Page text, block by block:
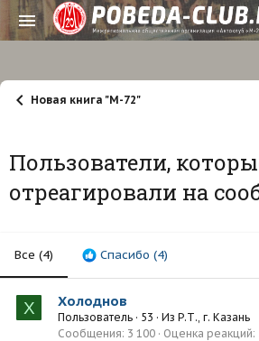
Новая книга "М-72"
Пользователи,
отреагировали на
Все (4) Спасибо (4)
Х Холоднов
Пользователь · 53 · Из Р.Т., г. Казань
Сообщения 3 100 Оценка реакций